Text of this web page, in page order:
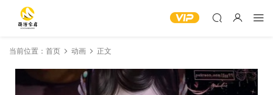
当前位置： 首页 动画 正文